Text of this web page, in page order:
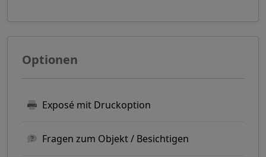
Optionen
Exposé mit Druckoption
Fragen zum Objekt / Besichtigen